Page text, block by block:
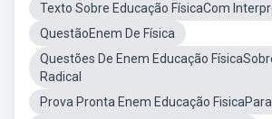
Texto Sobre Educação FísicaCom
QuestãoEnem De Física
Questões De Enem Educação
Radical
Prova Pronta Enem Educação